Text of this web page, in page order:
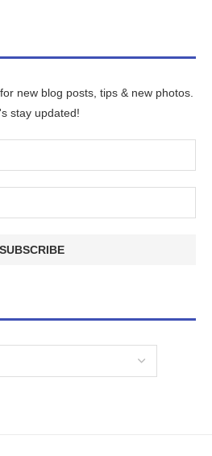
new blog posts, tips & new photos.
stay updated!